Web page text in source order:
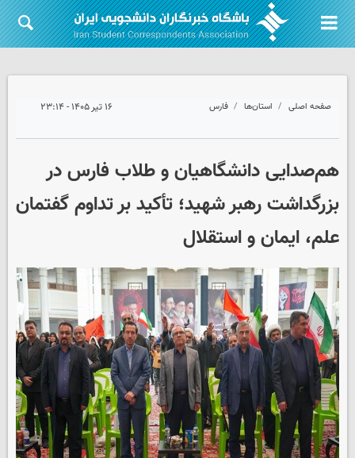
صفحه اصلی استان‌ها فارس ۱۶ تیر ۱۴۰۵ - ۲۳:۱۴
هم‌صدایی دانشگاهیان و طلاب فارس در
بزرگداشت رهبر شهید؛ تأکید بر تداوم گفتمان
علم، ایمان و استقلال